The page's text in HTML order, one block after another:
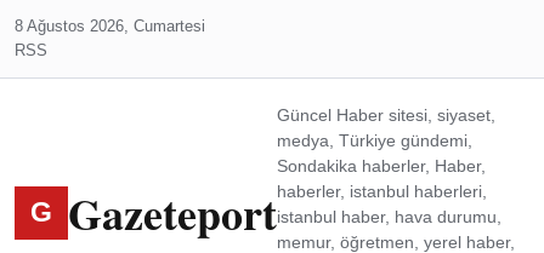
8 Ağustos 2026, Cumartesi
RSS
G Gazeteport
Güncel Haber sitesi, siyaset,
medya, Türkiye gündemi,
Sondakika haberler, Haber,
haberler, istanbul haberleri,
istanbul haber, hava durumu,
memur, öğretmen, yerel haber,